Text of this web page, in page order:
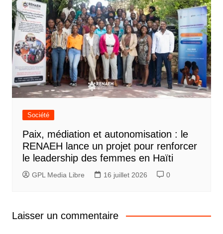
Société
Paix, médiation et autonomisation : le
RENAEH lance un projet pour renforcer
le leadership des femmes en Haïti
GPL Media Libre 16 juillet 2026 0
Laisser un commentaire